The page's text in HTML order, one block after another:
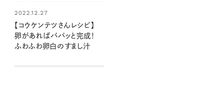
2022.12.27
【コウケンテツさんレシピ】
卵があればパパッと完成！
ふわふわ卵白のすまし汁